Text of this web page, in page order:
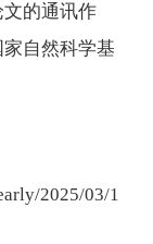
的通讯作
自然科学基
2025/03/1